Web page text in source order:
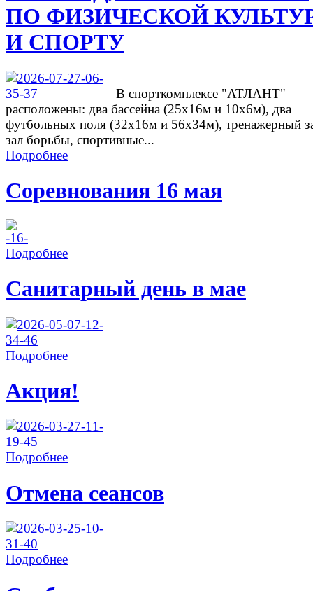
ПО ФИЗИЧЕСКОЙ
И СПОРТУ
В спорткомплексе "АТЛАНТ"
расположены: два бассейна (25х16м и 10х6м), два
футбольных поля (32х16м и 56х34м), тренажерный
зал борьбы, спортивные...
Подробнее
Соревнования 16 мая
Подробнее
Санитарный день в мае
Подробнее
Акция!
Подробнее
Отмена сеансов
Подробнее